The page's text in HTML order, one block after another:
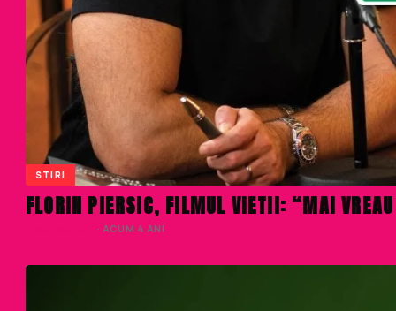
STIRI
FLORIN PIERSIC, FILMUL VIETII: “MAI
· ACUM 4 ANI